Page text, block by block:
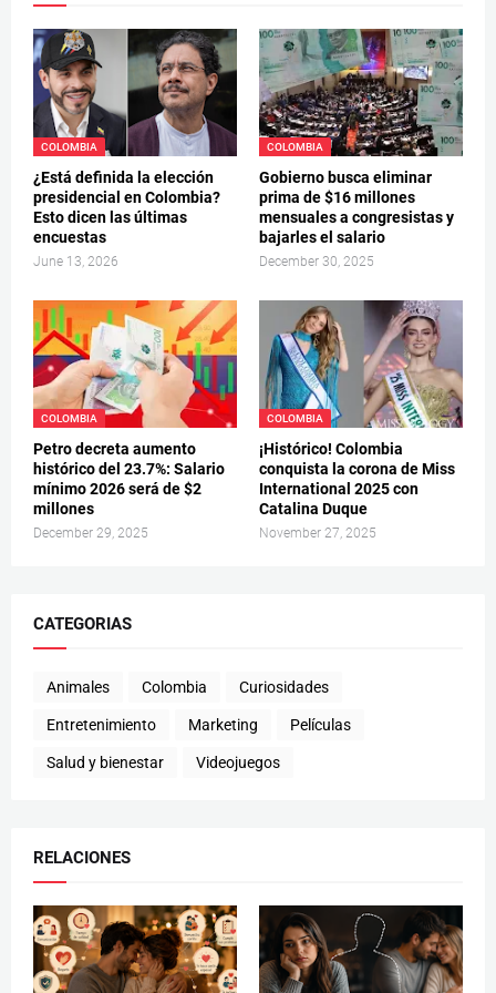
COLOMBIA
¿Está definida la elección
presidencial en Colombia?
Esto dicen las últimas
encuestas
June 13, 2026
COLOMBIA
Gobierno busca eliminar
prima de $16 millones
mensuales a congresistas y
bajarles el salario
December 30, 2025
COLOMBIA
Petro decreta aumento
histórico del 23.7%: Salario
mínimo 2026 será de $2
millones
December 29, 2025
COLOMBIA
¡Histórico! Colombia
conquista la corona de Miss
International 2025 con
Catalina Duque
November 27, 2025
CATEGORIAS
Animales Colombia Curiosidades
Entretenimiento Marketing Películas
Salud y bienestar Videojuegos
RELACIONES